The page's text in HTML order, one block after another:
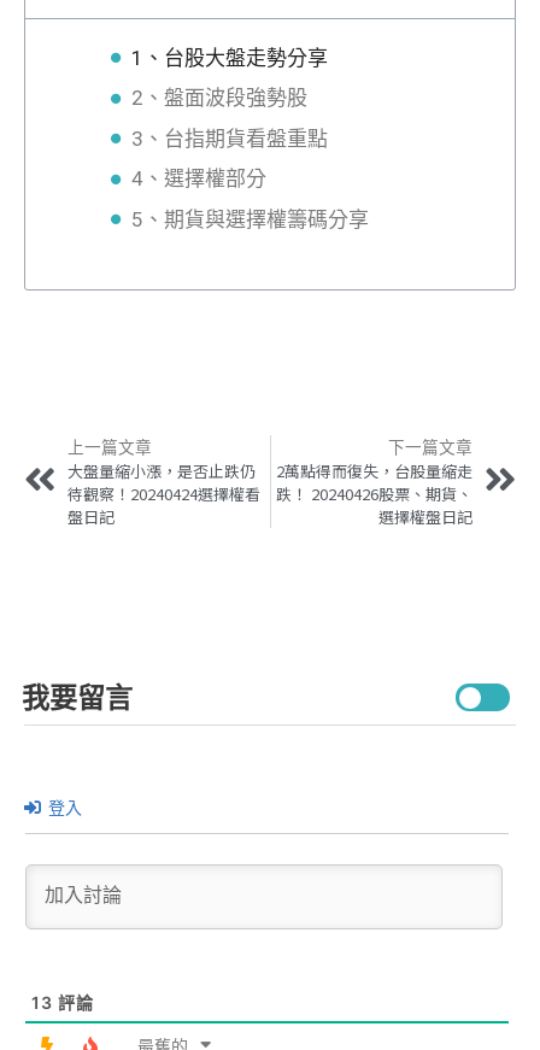
1、台股大盤走勢分享
2、盤面波段強勢股
3、台指期貨看盤重點
4、選擇權部分
5、期貨與選擇權籌碼分享
上一篇文章
大盤量縮小漲，是否止跌仍
待觀察！20240424選擇權看
盤日記
下一篇文章
2萬點得而復失，台股量縮走
跌！ 20240426股票、期貨、
選擇權盤日記
我要留言
登入
13 評論